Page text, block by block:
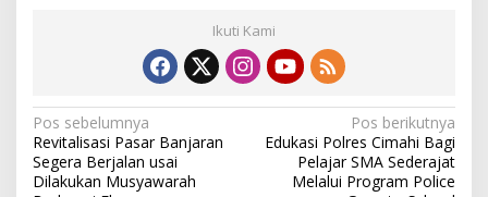
Ikuti Kami
N
a
v
Pos sebelumnya
Revitalisasi Pasar Banjaran
Segera Berjalan usai
Dilakukan Musyawarah
Pos berikutnya
Edukasi Polres Cimahi Bagi
Pelajar SMA Sederajat
Melalui Program Police